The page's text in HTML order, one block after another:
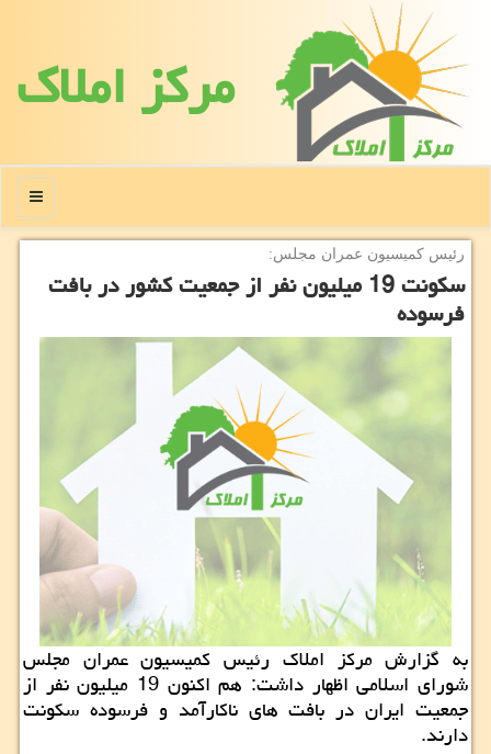
مركز املاك
منو
رئیس كمیسیون عمران مجلس:
سكونت 19 میلیون نفر از جمعیت كشور در بافت
فرسوده
به گزارش مركز املاك رئیس كمیسیون عمران مجلس
شورای اسلامی اظهار داشت: هم اكنون 19 میلیون نفر از
جمعیت ایران در بافت های ناكارآمد و فرسوده سكونت
دارند.